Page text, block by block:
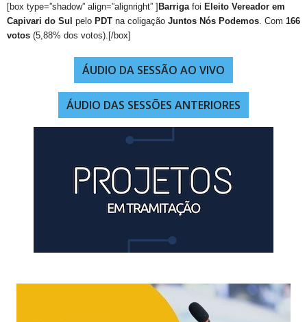
[box type=”shadow” align=”alignright” ] Barrigafoi Eleito Vereador em
Capivari do Sul pelo PDT na coligação Juntos Nós Podemos. Com 166
votos (5,88% dos votos).[/box]
ÁUDIO DA SESSÃO AO VIVO
ÁUDIO DAS SESSÕES ANTERIORES